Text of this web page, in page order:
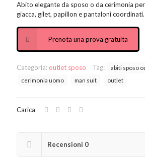
Abito elegante da sposo o da cerimonia
giacca, gilet, papillon e pantaloni coordinati.
Prenota una prova gratuita
Categoria: outlet sposo Tag: abiti sposo
cerimonia uomo
man suit outlet
Carica
Recensioni 0